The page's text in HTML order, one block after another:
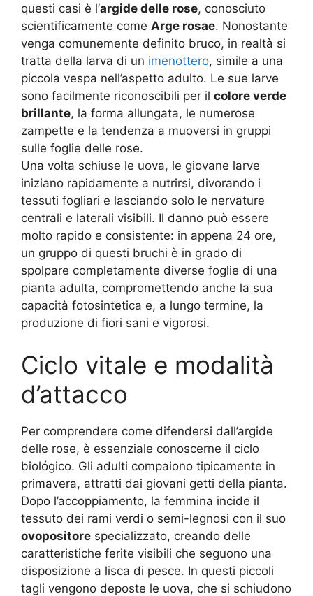
questi casi è l’argide delle rose, conosciuto
scientificamente come Arge rosae. Nonostante
venga comunemente definito bruco, in realtà si
tratta della larva di un imenottero, simile a una
piccola vespa nell’aspetto adulto. Le sue larve
sono facilmente riconoscibili per il colore verde
brillante, la forma allungata, le numerose
zampette e la tendenza a muoversi in gruppi
sulle foglie delle rose.
Una volta schiuse le uova, le giovane larve
iniziano rapidamente a nutrirsi, divorando i
tessuti fogliari e lasciando solo le nervature
centrali e laterali visibili. Il danno può essere
molto rapido e consistente: in appena 24 ore,
un gruppo di questi bruchi è in grado di
spolpare completamente diverse foglie di una
pianta adulta, compromettendo anche la sua
capacità fotosintetica e, a lungo termine, la
produzione di fiori sani e vigorosi.
Ciclo vitale e modalità
d’attacco
Per comprendere come difendersi dall’argide
delle rose, è essenziale conoscerne il ciclo
biológico. Gli adulti compaiono tipicamente in
primavera, attratti dai giovani getti della pianta.
Dopo l’accoppiamento, la femmina incide il
tessuto dei rami verdi o semi-legnosi con il suo
ovopositore specializzato, creando delle
caratteristiche ferite visibili che seguono una
disposizione a lisca di pesce. In questi piccoli
tagli vengono deposte le uova, che si schiudono